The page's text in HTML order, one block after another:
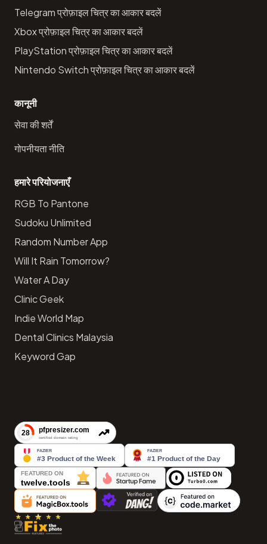
Telegram प्रोफ़ाइल चित्र का आकार बदलें
Xbox प्रोफ़ाइल चित्र का आकार बदलें
PlayStation प्रोफ़ाइल चित्र का आकार बदलें
Nintendo Switch प्रोफ़ाइल चित्र का आकार बदलें
कानूनी
सेवा की शर्तें
गोपनीयता नीति
हमारे परियोजनाएँ
RGB To Pantone
Sudoku Unlimited
Random Number App
Will It Rain Tomorrow?
Water A Day
Clinic Geek
Indie World Map
Dental Clinics Malaysia
Keyword Gap